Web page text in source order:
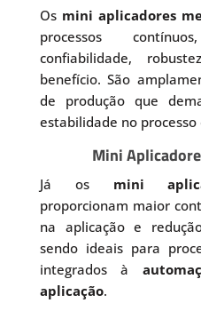
Os mini aplicadores
processos
confiabilidade,
benefício. São
de produção que
estabilidade no processo
Mini
Já os mini
proporcionam maior
na aplicação e
sendo ideais para
integrados à
aplicação.